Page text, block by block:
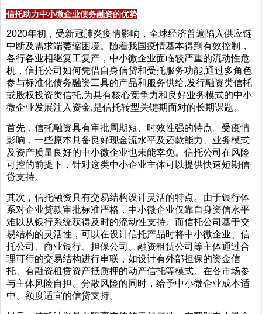
信托助力中小微企业债务融资的优势
2020年初，受新冠肺炎疫情影响，全球经济普遍陷入供应链
中断及需求端萎缩困境。随着我国疫情基本得到有效控制，
各行各业相继复工复产，中小微企业面临较严重的流动性危
机，信托公司如何凭借自身信贷和受托服务功能,通过多角色
参与标准化债务融资工具的产品和服务供给,发行融资类信托
或股权投资类信托,为具有核心竞争力和良好业务模式的中小
微企业发展注入资金,是信托转型关键期面对的长期课题。
首先，信托融资具有审批周期短、时效性强的特点。受疫情
影响，一些原本具备良好现金流水平及还款能力、业务模式
及资产质量良好的中小微企业也未能幸免。信托公司在风险
可控的前提下，针对这类中小企业主体可以提供快速短期信
贷支持。
其次，信托融资具有交易结构设计灵活的特点。由于银行体
系对企业贷款审批标准严格，中小微企业仅靠自身资信水平
难以从银行系统获得及时的流动性支持。而信托公司基于交
易结构的灵活性，可以在设计信托产品时将中小微企业、信
托公司、商业银行、担保公司、融资租赁公司等主体通过合
理可行的交易结构进行串联，如设计有外部担保的资金信
托、有融资租赁资产抵质押的动产信托等模式。在各市场参
与主体风险自担、分散风险的同时，给予中小微企业成本适
中、额度适宜的信贷支持。